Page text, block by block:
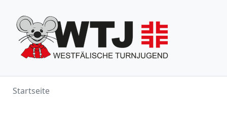
Startseite